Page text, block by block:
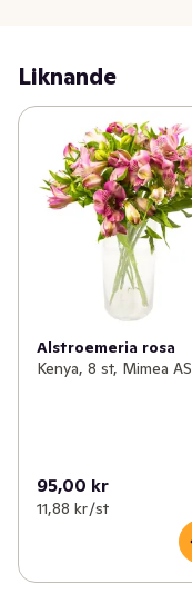
Liknande
Alstroemeria rosa
Kenya, 8 st, Mimea AS
95,00 kr
11,88 kr /st